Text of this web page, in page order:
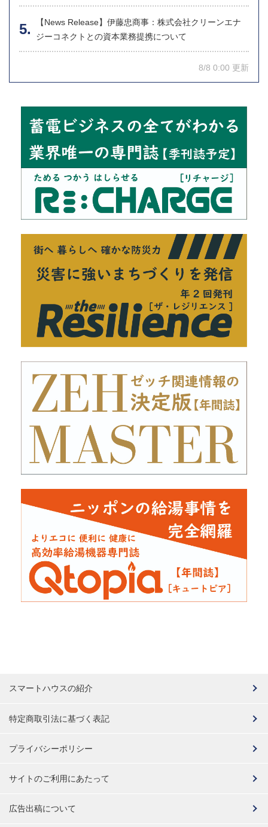
【News Release】伊藤忠商事：株式会社クリーンエナ
ジーコネクトとの資本業務提携について
8/8 0:00 更新
スマートハウスの紹介
特定商取引法に基づく表記
プライバシーポリシー
サイトのご利用にあたって
広告出稿について